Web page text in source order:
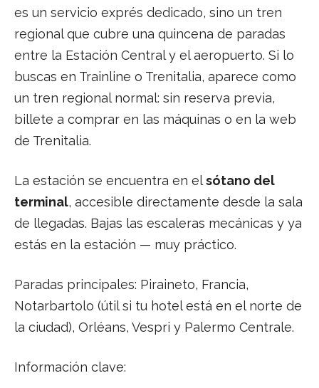
es un servicio exprés dedicado, sino un tren
regional que cubre una quincena de paradas
entre la Estación Central y el aeropuerto. Si lo
buscas en Trainline o Trenitalia, aparece como
un tren regional normal: sin reserva previa,
billete a comprar en las máquinas o en la web
de Trenitalia.
La estación se encuentra en elsótano del
terminal, accesible directamente desde la sala
de llegadas. Bajas las escaleras mecánicas y ya
estás en la estación — muy práctico.
Paradas principales: Piraineto, Francia,
Notarbartolo (útil si tu hotel está en el norte de
la ciudad), Orléans, Vespri y Palermo Centrale.
Información clave: